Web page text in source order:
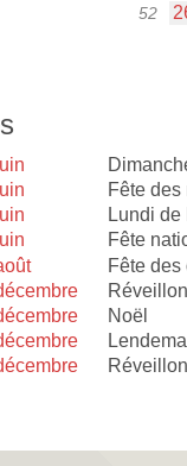
52
Fête des
Lundi de
Fête
Fête des
Noël